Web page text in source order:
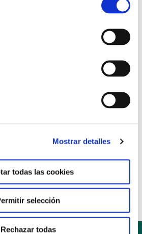
Mostrar detalles
todas las cookies
selección
Rechazar todas
de
Generales y